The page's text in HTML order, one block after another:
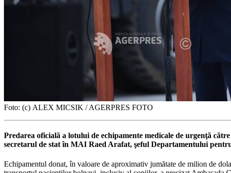
Foto: (c) ALEX MICSIK / AGERPRES FOTO
Predarea oficială a lotului de echipamente medicale de urgenţă
secretarul de stat în MAI Raed Arafat, şeful Departamentului
Echipamentul donat, în valoare de aproximativ jumătate de milion de